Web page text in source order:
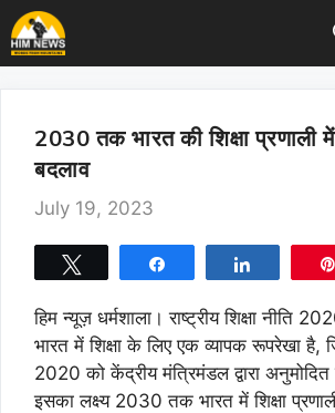
Skip
to
content
2030 तक भारत की शिक्षा प्रणाली
बदलाव
July 19, 2023
हिम न्यूज़ धर्मशाला। राष्ट्रीय शिक्षा नीति
भारत में शिक्षा के लिए एक व्यापक रूपरेखा
2020 को केंद्रीय मंत्रिमंडल द्वारा अनुमोदित
इसका लक्ष्य 2030 तक भारत में शिक्षा